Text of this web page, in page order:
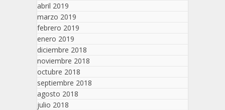
abril 2019
marzo 2019
febrero 2019
enero 2019
diciembre 2018
noviembre 2018
octubre 2018
septiembre 2018
agosto 2018
julio 2018